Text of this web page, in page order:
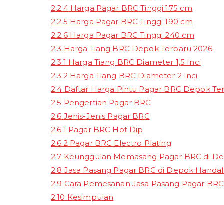
2.2.4 Harga Pagar BRC Tinggi 175 cm
2.2.5 Harga Pagar BRC Tinggi 190 cm
2.2.6 Harga Pagar BRC Tinggi 240 cm
2.3 Harga Tiang BRC Depok Terbaru 2026
2.3.1 Harga Tiang BRC Diameter 1,5 Inci
2.3.2 Harga Tiang BRC Diameter 2 Inci
2.4 Daftar Harga Pintu Pagar BRC Depok
2.5 Pengertian Pagar BRC
2.6 Jenis-Jenis Pagar BRC
2.6.1 Pagar BRC Hot Dip
2.6.2 Pagar BRC Electro Plating
2.7 Keunggulan Memasang Pagar BRC di
2.8 Jasa Pasang Pagar BRC di Depok
2.9 Cara Pemesanan Jasa Pasang Pagar
2.10 Kesimpulan